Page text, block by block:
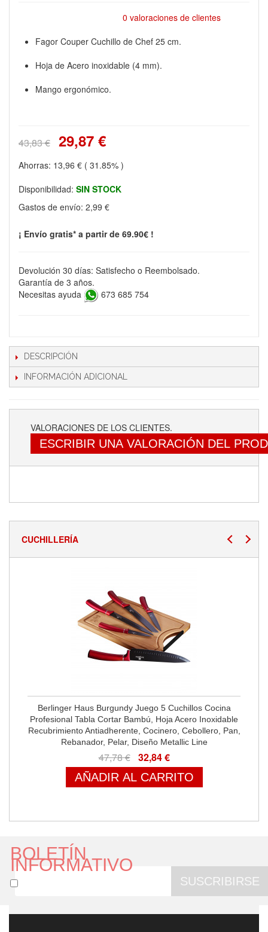
0 valoraciones de clientes
Fagor Couper Cuchillo de Chef 25 cm.
Hoja de Acero inoxidable (4 mm).
Mango ergonómico.
43,83 € 29,87 €
Ahorras: 13,96 € ( 31.85% )
Disponibilidad: SIN STOCK
Gastos de envío: 2,99 €
¡ Envío gratis* a partir de 69.90€ !
Devolución 30 días: Satisfecho o Reembolsado.
Garantía de 3 años.
Necesitas ayuda
673 685 754
DESCRIPCIÓN
INFORMACIÓN ADICIONAL
VALORACIONES DE LOS CLIENTES.
ESCRIBIR UNA VALORACIÓN DEL
CUCHILLERÍA
Berlinger Haus Burgundy Juego 5 Cuchillos Cocina
Profesional Tabla Cortar Bambú, Hoja Acero Inoxidable
Recubrimiento Antiadherente, Cocinero, Cebollero, Pan,
Rebanador, Pelar, Diseño Metallic Line
47,78 € 32,84 €
AÑADIR AL CARRITO
BOLETÍN
INFORMATIVO
SUSCRIBIRSE